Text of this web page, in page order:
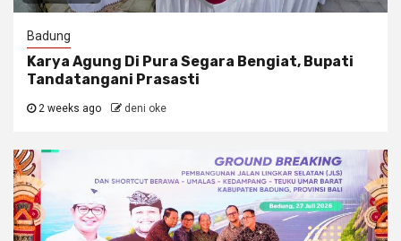
Badung
Karya Agung Di Pura Segara Bengiat, Bupati
Tandatangani Prasasti
2 weeks ago deni oke